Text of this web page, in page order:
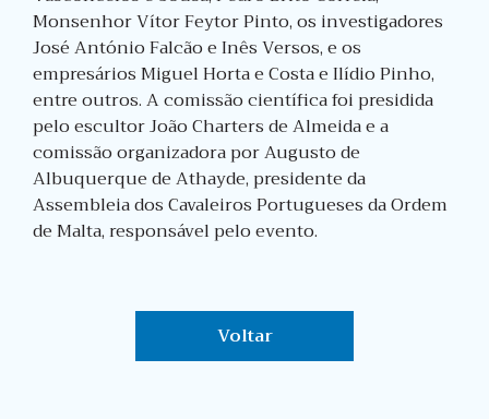
Monsenhor Vítor Feytor Pinto, os investigadores
José António Falcão e Inês Versos, e os
empresários Miguel Horta e Costa e Ilídio Pinho,
entre outros. A comissão científica foi presidida
pelo escultor João Charters de Almeida e a
comissão organizadora por Augusto de
Albuquerque de Athayde, presidente da
Assembleia dos Cavaleiros Portugueses da Ordem
de Malta, responsável pelo evento.
Voltar